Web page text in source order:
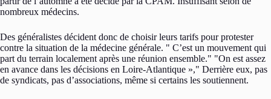
nombreux médecins.
Des généralistes décident donc de choisir leurs tarifs pour protester
contre la situation de la médecine générale.
C’est un mouvement qui
part du terrain localement après une réunion ensemble.
On est assez
en avance dans les décisions en Loire-Atlantique »,
Derrière eux, pas
de syndicats, pas d’associations, même si certains les soutiennent.